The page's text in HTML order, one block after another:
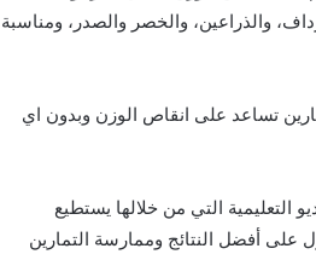
والذراعين، والخصر والصدر، ومناسبة
تساعد على انقاص الوزن وبدون اي
التي من خلالها يستطيع
أفضل النتائج وممارسة التمارين